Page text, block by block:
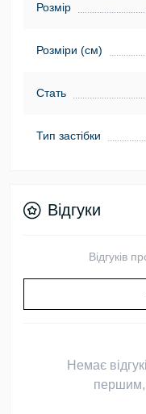
Розмір
Розміри (см)
Стать
Тип застібки
Відгуки
Відгуків
Немає
першим,